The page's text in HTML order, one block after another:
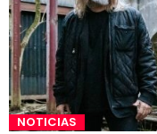
NOTICIAS